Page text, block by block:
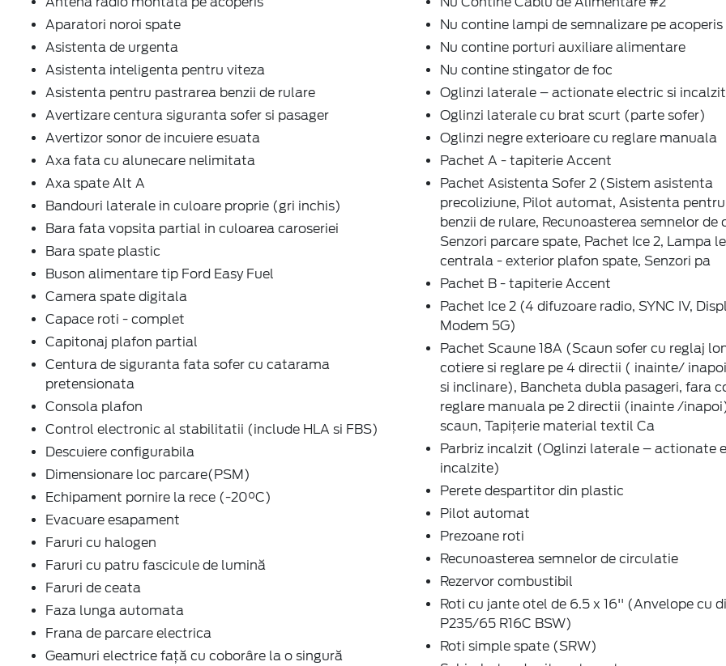
Aparatori noroi spate
Asistenta de urgenta
Asistenta inteligenta pentru viteza
Asistenta pentru pastrarea benzii de rulare
Avertizare centura siguranta sofer si pasager
Avertizor sonor de incuiere esuata
Axa fata cu alunecare nelimitata
Axa spate Alt A
Bandouri laterale in culoare proprie (gri inchis)
Bara fata vopsita partial in culoarea caroseriei
Bara spate plastic
Buson alimentare tip Ford Easy Fuel
Camera spate digitala
Capace roti - complet
Capitonaj plafon partial
Centura de siguranta fata sofer cu catarama
pretensionata
Consola plafon
Control electronic al stabilitatii (include HLA si FBS)
Descuiere configurabila
Dimensionare loc parcare(PSM)
Echipament pornire la rece (-20°C)
Evacuare esapament
Faruri cu halogen
Faruri cu patru fascicule de lumină
Faruri de ceata
Faza lunga automata
Frana de parcare electrica
Geamuri electrice faţă cu coborâre la o singură
Nu contine lampi de semnalizare pe acoperis
Nu contine porturi auxiliare alimentare
Nu contine stingator de foc
Oglinzi laterale – actionate electric si
Oglinzi laterale cu brat scurt (parte sofer)
Oglinzi negre exterioare cu reglare manuala
Pachet A - tapiterie Accent
Pachet Asistenta Sofer 2 (Sistem asistenta
precoliziune, Pilot automat, Asistenta
benzii de rulare, Recunoasterea semnelor de
Senzori parcare spate, Pachet Ice 2, Lampa
centrala - exterior plafon spate, Senzori pa
Pachet B - tapiterie Accent
Pachet Ice 2 (4 difuzoare radio, SYNC IV,
Modem 5G)
Pachet Scaune 18A (Scaun sofer cu reglaj
cotiere si reglare pe 4 directii ( inainte/
si inclinare), Bancheta dubla pasageri, fara
reglare manuala pe 2 directii (inainte /
scaun, Tapițerie material textil Ca
Parbriz incalzit (Oglinzi laterale – actionate
incalzite)
Perete despartitor din plastic
Pilot automat
Prezoane roti
Recunoasterea semnelor de circulatie
Rezervor combustibil
Roti cu jante otel de 6.5 x 16'' (Anvelope cu
P235/65 R16C BSW)
Roti simple spate (SRW)